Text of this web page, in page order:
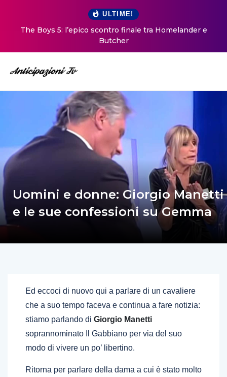
ULTIME!
The Boys 5: l’epico scontro finale tra Homelander e
Butcher
Uomini e donne: Giorgio Manetti
e le sue confessioni su Gemma
Ed eccoci di nuovo qui a parlare di un cavaliere
che a suo tempo faceva e continua a fare notizia:
stiamo parlando di Giorgio Manetti
soprannominato Il Gabbiano per via del suo
modo di vivere un po’ libertino.
Ritorna per parlare della dama a cui è stato molto